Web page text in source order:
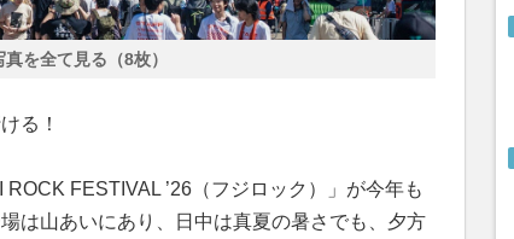
真を全て見る（8枚）
る！
FESTIVAL ’26（フジロック）」が今年も
は山あいにあり、日中は真夏の暑さでも、夕方